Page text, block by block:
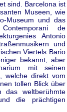
sind. Barcelona ist
Museen, wie
Museum und das
de
Antonio
und
Viertels Bario
bekannt, aber
mit seinen
welche direkt vom
tollen Blick über
das weltberühmte
die prächtigen